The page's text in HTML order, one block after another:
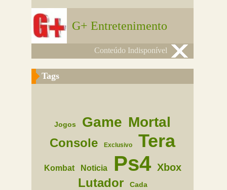
G+ Entretenimento
Conteúdo Indisponível
Tags
Jogos Game Mortal
Console Exclusivo Tera
Kombat Noticia Ps4 Xbox
Lutador Cada